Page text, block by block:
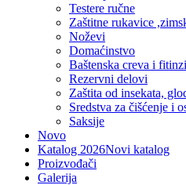
Testere ručne
Zaštitne rukavice
Noževi
Domaćinstvo
Baštenska creva i fitinzi
Rezervni delovi
Zaštita od insekata,
Sredstva za čišćenje i
Saksije
Novo
Katalog 2026Novi katalog
Proizvođači
Galerija